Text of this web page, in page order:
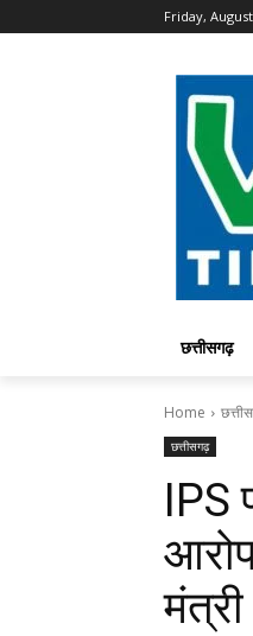
Friday,
छत्तीसगढ़
Home
छत्तीसगढ़
IPS
मंत्री